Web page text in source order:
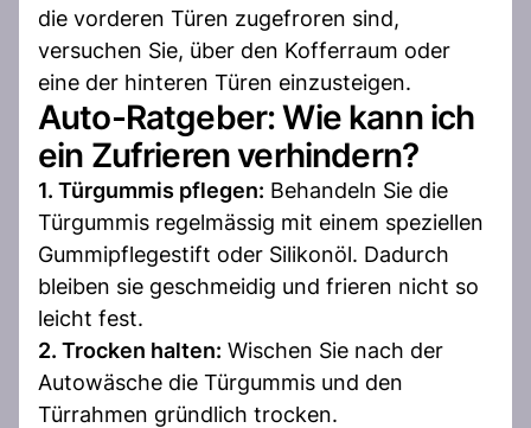
die vorderen Türen zugefroren sind,
versuchen Sie, über den Kofferraum oder
eine der hinteren Türen einzusteigen.
Auto-Ratgeber: Wie kann ich
ein Zufrieren verhindern?
1. Türgummis pflegen: Behandeln Sie die
Türgummis regelmässig mit einem speziellen
Gummipflegestift oder Silikonöl. Dadurch
bleiben sie geschmeidig und frieren nicht so
leicht fest.
2. Trocken halten: Wischen Sie nach der
Autowäsche die Türgummis und den
Türrahmen gründlich trocken.